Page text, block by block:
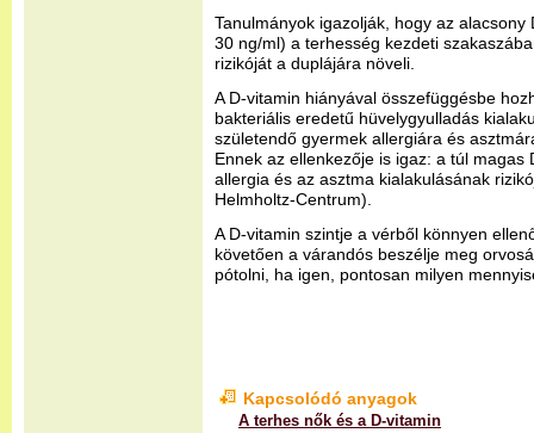
Tanulmányok igazolják, hogy az
30 ng/ml) a terhesség kezdeti
rizikóját a duplájára növeli.
A D-vitamin hiányával összefüggésbe
bakteriális eredetű hüvelygyulladás
születendő gyermek allergiára és
Ennek az ellenkezője is igaz: a túl magas
allergia és az asztma kialakulásának
Helmholtz-Centrum).
A D-vitamin szintje a vérből könnyen
követően a várandós beszélje meg
pótolni, ha igen, pontosan milyen
Kapcsolódó anyagok
A terhes nők és a D-vitamin